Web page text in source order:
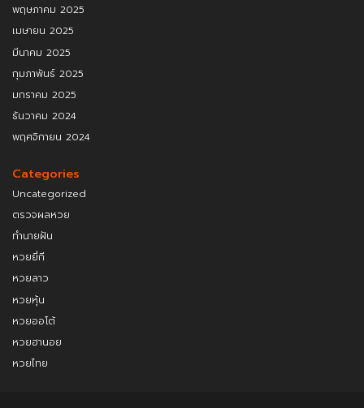
พฤษภาคม 2025
เมษายน 2025
มีนาคม 2025
กุมภาพันธ์ 2025
มกราคม 2025
ธันวาคม 2024
พฤศจิกายน 2024
Categories
Uncategorized
ตรวจผลหวย
ทำนายฝัน
หวยยี่กี
หวยลาว
หวยหุ้น
หวยออโต้
หวยฮานอย
หวยไทย